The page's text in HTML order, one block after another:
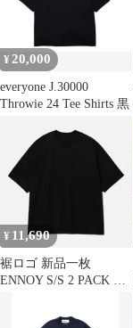
¥20,000
everyone J.30000
Throwie 24 Tee Shirts 黒
¥ 11,690
裾ロゴ 新品一枚
ENNOY S/S 2 PACK T-